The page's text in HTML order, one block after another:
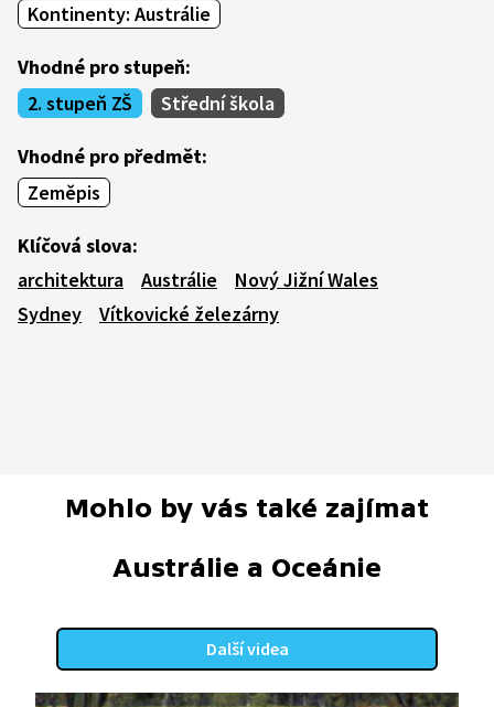
Kontinenty: Austrálie
Vhodné pro stupeň:
2. stupeň ZŠ
Střední škola
Vhodné pro předmět:
Zeměpis
Klíčová slova:
architektura
Austrálie
Nový Jižní Wales
Sydney
Vítkovické železárny
Mohlo by vás také zajímat
Austrálie a Oceánie
Další videa